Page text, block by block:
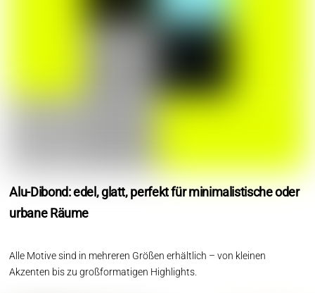
Alu-Dibond: edel, glatt, perfekt für minimalistische oder
urbane Räume
Alle Motive sind in mehreren Größen erhältlich – von kleinen
Akzenten bis zu großformatigen Highlights.